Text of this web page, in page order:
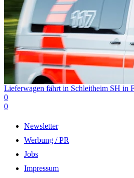
Lieferwagen fährt in Schleitheim SH in
0
0
Newsletter
Werbung / PR
Jobs
Impressum